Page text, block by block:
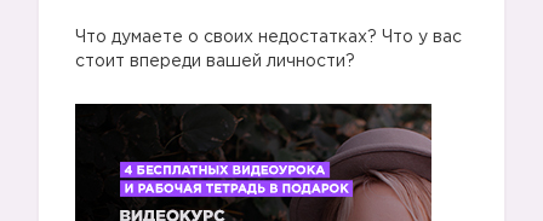
Что думаете о своих недостатках? Что у вас
стоит впереди вашей личности?